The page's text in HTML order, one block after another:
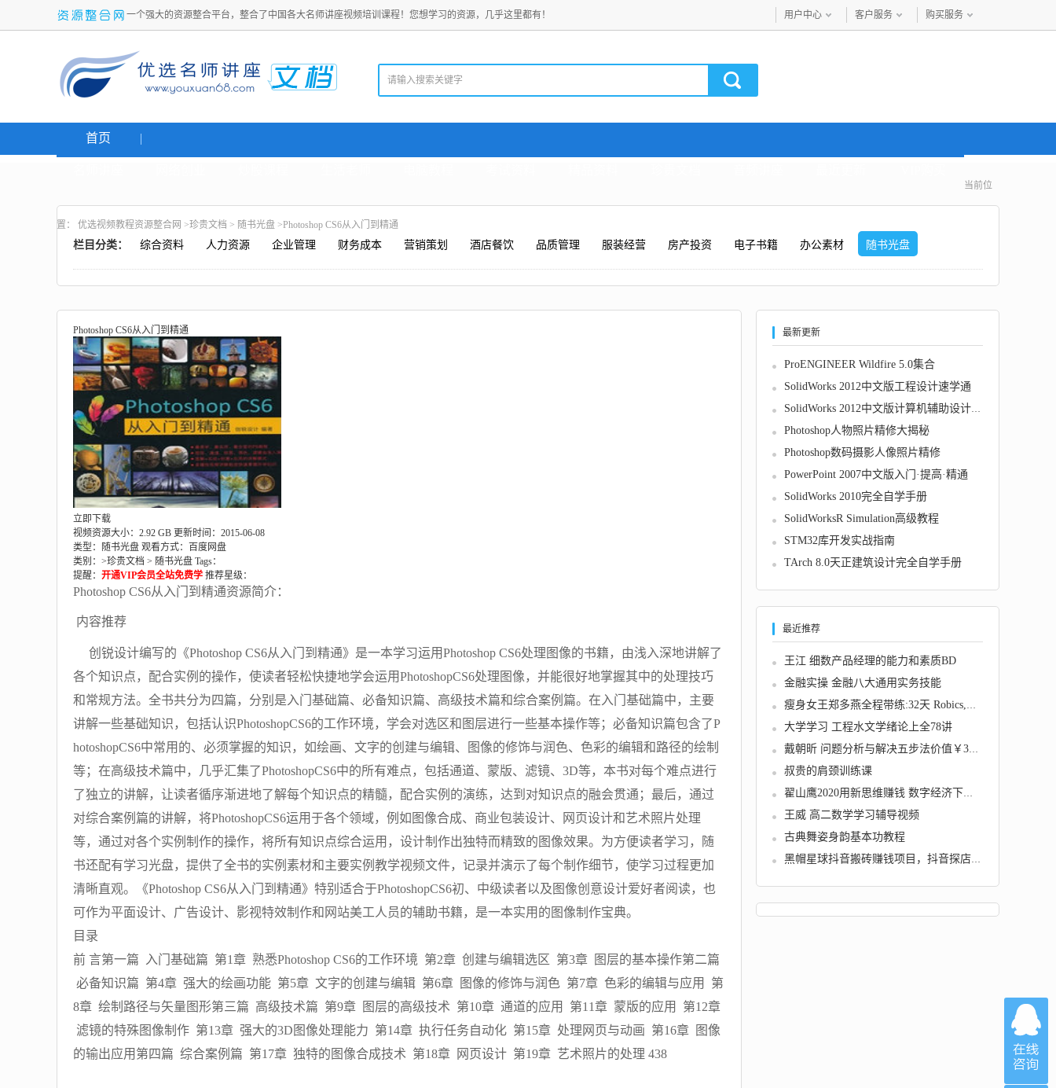
一个强大的资源整合平台，整合了中国各大名师讲座视频培训课程！您想学习的资源，几乎这里都有！ 用户中心 客户服务 购买服务
首页
当前位
置： 优选视频教程资源整合网 >珍贵文档 > 随书光盘 >Photoshop CS6从入门到精通
栏目分类： 综合资料 人力资源 企业管理 财务成本 营销策划 酒店餐饮 品质管理 服装经营 房产投资 电子书籍 办公素材 随书光盘
Photoshop CS6从入门到精通
立即下载
视频资源大小：2.92 GB 更新时间：2015-06-08
类型：随书光盘 观看方式：百度网盘
类别：>珍贵文档 > 随书光盘 Tags：
提醒： 开通VIP会员全站免费学 推荐星级：
Photoshop CS6从入门到精通资源简介：
内容推荐
创锐设计编写的《Photoshop CS6从入门到精通》是一本学习运用Photoshop CS6处理图像的书籍，由浅入深地讲解了
各个知识点，配合实例的操作，使读者轻松快捷地学会运用PhotoshopCS6处理图像，并能很好地掌握其中的处理技巧
和常规方法。全书共分为四篇，分别是入门基础篇、必备知识篇、高级技术篇和综合案例篇。在入门基础篇中，主要
讲解一些基础知识，包括认识PhotoshopCS6的工作环境，学会对选区和图层进行一些基本操作等；必备知识篇包含了P
hotoshopCS6中常用的、必须掌握的知识，如绘画、文字的创建与编辑、图像的修饰与润色、色彩的编辑和路径的绘制
等；在高级技术篇中，几乎汇集了PhotoshopCS6中的所有难点，包括通道、蒙版、滤镜、3D等，本书对每个难点进行
了独立的讲解，让读者循序渐进地了解每个知识点的精髓，配合实例的演练，达到对知识点的融会贯通；最后，通过
对综合案例篇的讲解，将PhotoshopCS6运用于各个领域，例如图像合成、商业包装设计、网页设计和艺术照片处理
等，通过对各个实例制作的操作，将所有知识点综合运用，设计制作出独特而精致的图像效果。为方便读者学习，随
书还配有学习光盘，提供了全书的实例素材和主要实例教学视频文件，记录并演示了每个制作细节，使学习过程更加
清晰直观。《Photoshop CS6从入门到精通》特别适合于PhotoshopCS6初、中级读者以及图像创意设计爱好者阅读，也
可作为平面设计、广告设计、影视特效制作和网站美工人员的辅助书籍，是一本实用的图像制作宝典。
目录
前 言第一篇 入门基础篇 第1章 熟悉Photoshop CS6的工作环境 第2章 创建与编辑选区 第3章 图层的基本操作第二篇
必备知识篇 第4章 强大的绘画功能 第5章 文字的创建与编辑 第6章 图像的修饰与润色 第7章 色彩的编辑与应用 第
8章 绘制路径与矢量图形第三篇 高级技术篇 第9章 图层的高级技术 第10章 通道的应用 第11章 蒙版的应用 第12章
滤镜的特殊图像制作 第13章 强大的3D图像处理能力 第14章 执行任务自动化 第15章 处理网页与动画 第16章 图像
的输出应用第四篇 综合案例篇 第17章 独特的图像合成技术 第18章 网页设计 第19章 艺术照片的处理 438
最新更新
ProENGINEER Wildfire 5.0集合
SolidWorks 2012中文版工程设计速学通
SolidWorks 2012中文版计算机辅助设计教程
Photoshop人物照片精修大揭秘
Photoshop数码摄影人像照片精修
PowerPoint 2007中文版入门·提高·精通
SolidWorks 2010完全自学手册
SolidWorksR Simulation高级教程
STM32库开发实战指南
TArch 8.0天正建筑设计完全自学手册
最近推荐
王江 细数产品经理的能力和素质BD
金融实操 金融八大通用实务技能
瘦身女王郑多燕全程带练:32天 Robics,魅力瘦身...
大学学习 工程水文学绪论上全78讲
戴朝昕 问题分析与解决五步法价值￥38（2集视...
叔贵的肩颈训练课
翟山鹰2020用新思维赚钱 数字经济下的赚钱新商...
王威 高二数学学习辅导视频
古典舞姿身韵基本功教程
黑帽星球抖音搬砖赚钱项目，抖音探店号矩阵的...